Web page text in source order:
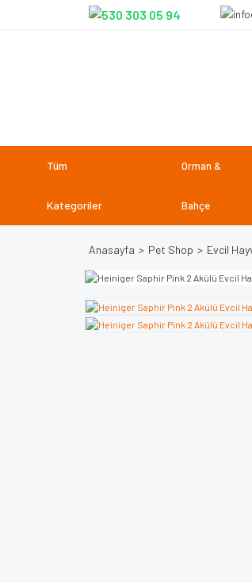
Tüm
Kategoriler
Orman &
Bahçe
Anasayfa Pet Shop Evcil